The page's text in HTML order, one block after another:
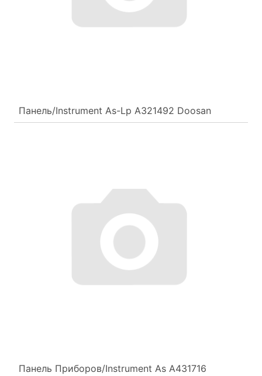
Панель/Instrument As-Lp A321492 Doosan
Панель Приборов/Instrument As A431716